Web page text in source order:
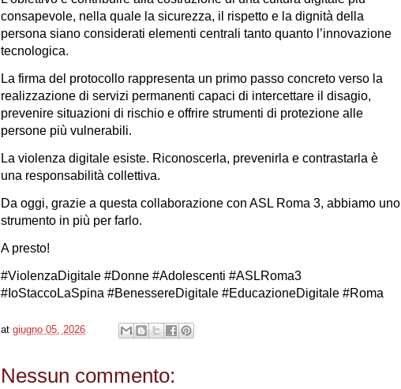
consapevole, nella quale la sicurezza, il rispetto e la dignità della
persona siano considerati elementi centrali tanto quanto l’innovazione
tecnologica.
La firma del protocollo rappresenta un primo passo concreto verso la
realizzazione di servizi permanenti capaci di intercettare il disagio,
prevenire situazioni di rischio e offrire strumenti di protezione alle
persone più vulnerabili.
La violenza digitale esiste. Riconoscerla, prevenirla e contrastarla è
una responsabilità collettiva.
Da oggi, grazie a questa collaborazione con ASL Roma 3, abbiamo uno
strumento in più per farlo.
A presto!
#ViolenzaDigitale #Donne #Adolescenti #ASLRoma3
#IoStaccoLaSpina #BenessereDigitale #EducazioneDigitale #Roma
at giugno 05, 2026
Nessun commento: